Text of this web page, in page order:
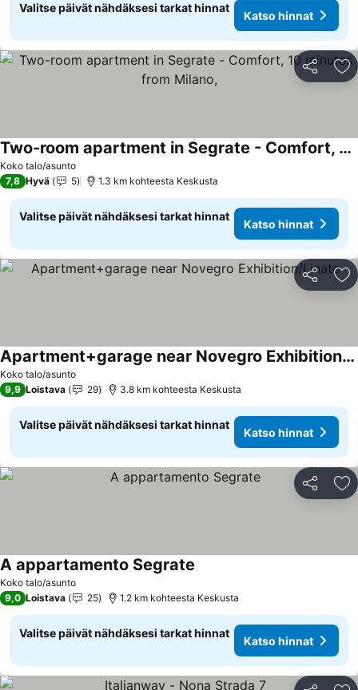
Valitse päivät nähdäksesi tarkat hinnat
Katso hinnat
Jaa
Koko talo/asunto
Two-room apartment in Segrate - Comfort, 10 minutes from Milano,
7,8 Hyvä 5 1.3 km kohteesta Keskusta
Valitse päivät nähdäksesi tarkat hinnat
Katso hinnat
Jaa
Koko talo/asunto
Apartment+garage near Novegro Exhibition/Linate
9,9 Loistava 29 3.8 km kohteesta Keskusta
Valitse päivät nähdäksesi tarkat hinnat
Katso hinnat
Jaa
Koko talo/asunto
A appartamento Segrate
9,0 Loistava 25 1.2 km kohteesta Keskusta
Valitse päivät nähdäksesi tarkat hinnat
Katso hinnat